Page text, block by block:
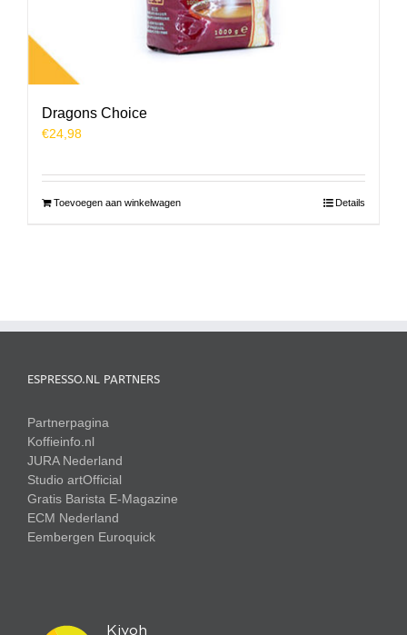
Dragons Choice
€24,98
Toevoegen aan winkelwagen Details
ESPRESSO.NL PARTNERS
Partnerpagina
Koffieinfo.nl
JURA Nederland
Studio artOfficial
Gratis Barista E-Magazine
ECM Nederland
Eembergen Euroquick